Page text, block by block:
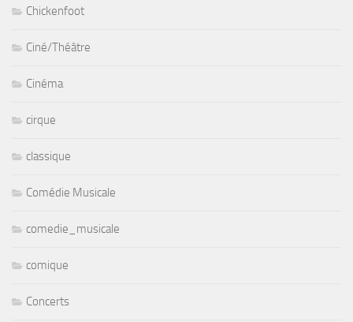
Chickenfoot
Ciné/Théâtre
Cinéma
cirque
classique
Comédie Musicale
comedie_musicale
comique
Concerts